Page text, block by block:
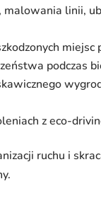
linii,
podczas
z eco-
ruchu i